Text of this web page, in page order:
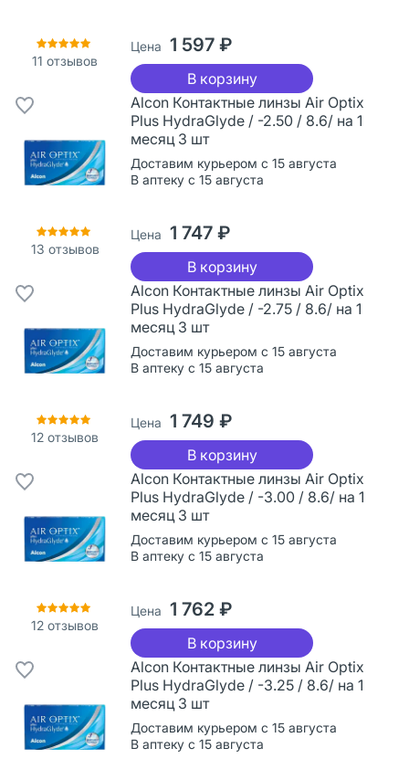
11 отзывов
Цена 1 597 ₽
В корзину
13 отзывов
Alcon Контактные линзы Air Optix
Plus HydraGlyde / -2.50 / 8.6/ на 1
месяц 3 шт
Доставим курьером с 15 августа
В аптеку с 15 августа
Цена 1 747 ₽
В корзину
12 отзывов
Alcon Контактные линзы Air Optix
Plus HydraGlyde / -2.75 / 8.6/ на 1
месяц 3 шт
Доставим курьером с 15 августа
В аптеку с 15 августа
Цена 1 749 ₽
В корзину
12 отзывов
Alcon Контактные линзы Air Optix
Plus HydraGlyde / -3.00 / 8.6/ на 1
месяц 3 шт
Доставим курьером с 15 августа
В аптеку с 15 августа
Цена 1 762 ₽
В корзину
Alcon Контактные линзы Air Optix
Plus HydraGlyde / -3.25 / 8.6/ на 1
месяц 3 шт
Доставим курьером с 15 августа
В аптеку с 15 августа